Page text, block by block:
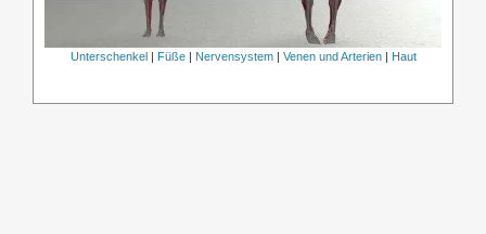
Unterschenkel Füße| Nervensystem| Venen und Arterien| Haut